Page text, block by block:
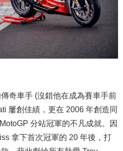
奇車手 (沒錯他在成為賽車手前
屢創佳績，更在 2006 年創造同
分站冠軍的不凡成就。因
拿下首次冠軍的 20 年後，打